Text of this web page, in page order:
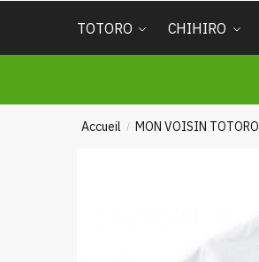
TOTORO CHIHIRO
Accueil / MON VOISIN TOTORO